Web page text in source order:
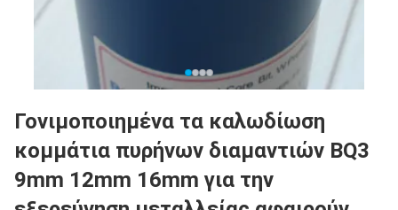
Γονιμοποιημένα τα καλωδίωση
κομμάτια πυρήνων διαμαντιών BQ3
9mm 12mm 16mm για την